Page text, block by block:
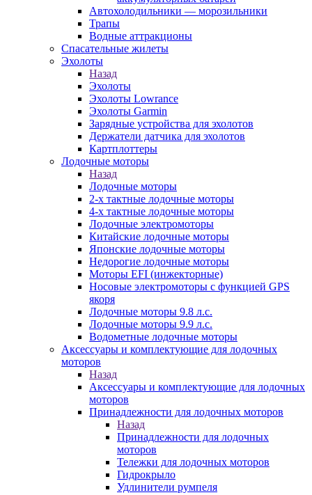
Автохолодильники — морозильники
Трапы
Водные аттракционы
Спасательные жилеты
Эхолоты
Назад
Эхолоты
Эхолоты Lowrance
Эхолоты Garmin
Зарядные устройства для эхолотов
Держатели датчика для эхолотов
Картплоттеры
Лодочные моторы
Назад
Лодочные моторы
2-х тактные лодочные моторы
4-х тактные лодочные моторы
Лодочные электромоторы
Китайские лодочные моторы
Японские лодочные моторы
Недорогие лодочные моторы
Моторы EFI (инжекторные)
Носовые электромоторы с функцией GPS
якоря
Лодочные моторы 9.8 л.с.
Лодочные моторы 9.9 л.с.
Водометные лодочные моторы
Аксессуары и комплектующие для лодочных
моторов
Назад
Аксессуары и комплектующие для лодочных
моторов
Принадлежности для лодочных моторов
Назад
Принадлежности для лодочных
моторов
Тележки для лодочных моторов
Гидрокрыло
Удлинители румпеля